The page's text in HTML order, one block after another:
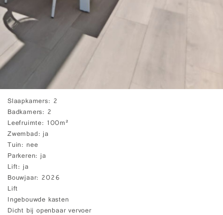
Slaapkamers 2
Badkamers 2
Leefruimte 100m²
Zwembad ja
Tuin nee
Parkeren ja
Lift ja
Bouwjaar 2026
Lift
Ingebouwde kasten
Dicht bij openbaar vervoer